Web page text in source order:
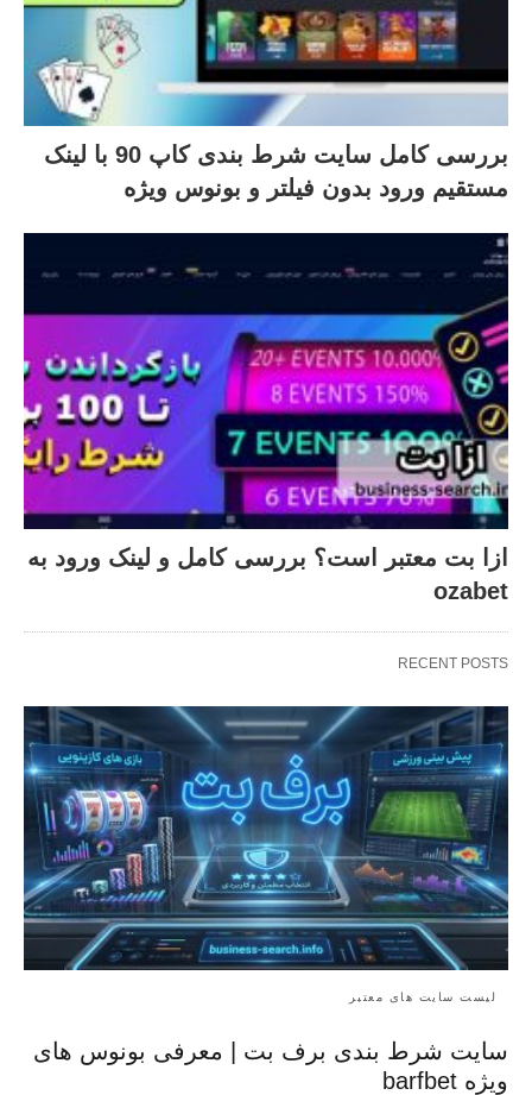
بررسی کامل سایت شرط بندی کاپ 90 با لینک
مستقیم ورود بدون فیلتر و بونوس ویژه
ازا بت معتبر است؟ بررسی کامل و لینک ورود به
ozabet
RECENT POSTS
لیست سایت های معتبر
سایت شرط بندی برف بت | معرفی بونوس‌ های
ویژه barfbet